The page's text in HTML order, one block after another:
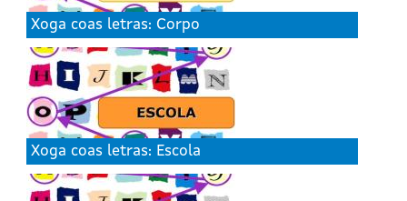
Xoga coas letras: Corpo
Xoga coas letras: Escola